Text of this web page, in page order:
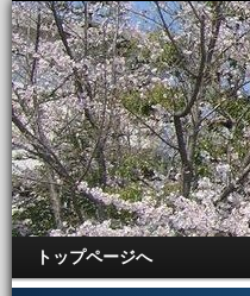
トップページへ